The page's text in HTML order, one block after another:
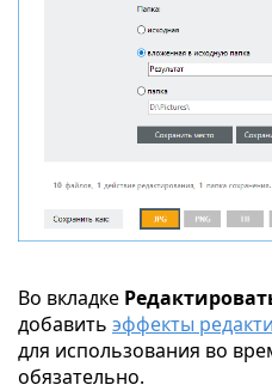
Во вкладке
добавить эффекты
для использования во
обязательно.